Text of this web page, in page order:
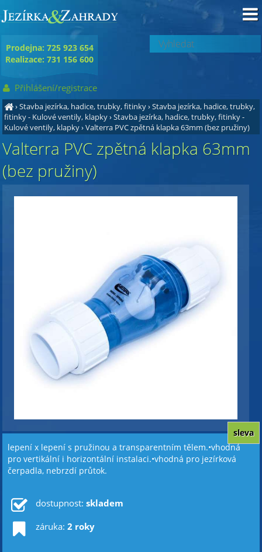
›Stavba jezírka, hadice, trubky, fitinky›Stavba jezírka, hadice, trubky,
fitinky - Kulové ventily, klapky›Stavba jezírka, hadice, trubky, fitinky -
Kulové ventily, klapky›Valterra PVC zpětná klapka 63mm (bez pružiny)
Valterra PVC zpětná klapka 63mm
(bez pružiny)
lepení x lepení s pružinou a transparentním tělem.•vhodná
pro vertikální i horizontální instalaci.•vhodná pro jezírková
čerpadla, nebrzdí průtok.
sleva
dostupnost: skladem
záruka: 2 roky
Prodejna: 725 923 654
Realizace: 731 156 600
Přihlášení/registrace